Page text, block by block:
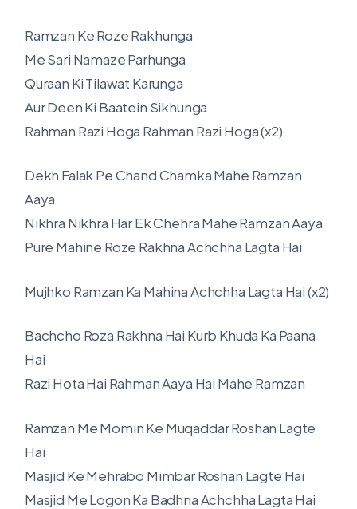
Ramzan Ke Roze Rakhunga
Me Sari Namaze Parhunga
Quraan Ki Tilawat Karunga
Aur Deen Ki Baatein Sikhunga
Rahman Razi Hoga Rahman Razi Hoga (x2)
Dekh Falak Pe Chand Chamka Mahe Ramzan
Aaya
Nikhra Nikhra Har Ek Chehra Mahe Ramzan Aaya
Pure Mahine Roze Rakhna Achchha Lagta Hai
Mujhko Ramzan Ka Mahina Achchha Lagta Hai (x2)
Bachcho Roza Rakhna Hai Kurb Khuda Ka Paana
Hai
Razi Hota Hai Rahman Aaya Hai Mahe Ramzan
Ramzan Me Momin Ke Muqaddar Roshan Lagte
Hai
Masjid Ke Mehrabo Mimbar Roshan Lagte Hai
Masjid Me Logon Ka Badhna Achchha Lagta Hai